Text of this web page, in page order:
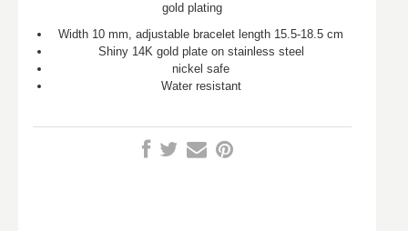
gold plating
Width 10 mm, adjustable bracelet length 15.5-18.5 cm
Shiny 14K gold plate on stainless steel
nickel safe
Water resistant